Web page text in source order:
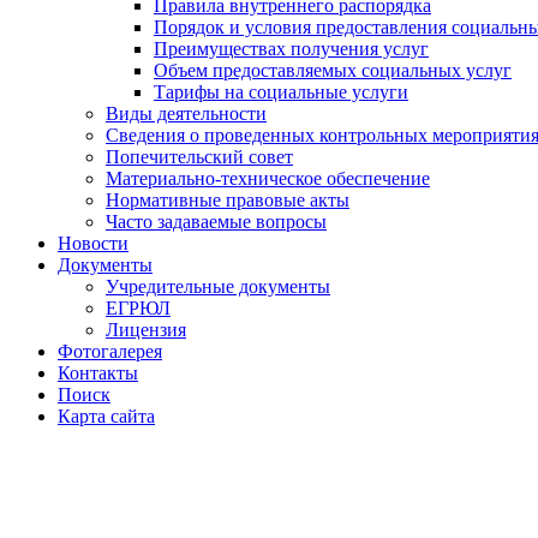
Правила внутреннего распорядка
Порядок и условия предоставления
Преимуществах получения услуг
Объем предоставляемых социальных услуг
Тарифы на социальные услуги
Виды деятельности
Сведения о проведенных контрольных
Попечительский совет
Материально-техническое обеспечение
Нормативные правовые акты
Часто задаваемые вопросы
Новости
Документы
Учредительные документы
ЕГРЮЛ
Лицензия
Фотогалерея
Контакты
Поиск
Карта сайта